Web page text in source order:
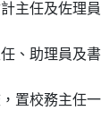
主任及佐理
、助理員及
置校務主任